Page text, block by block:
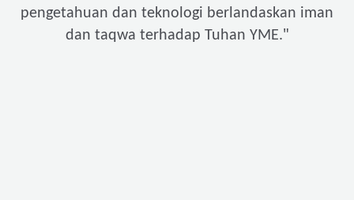
pengetahuan dan teknologi berlandaskan iman
dan taqwa terhadap Tuhan YME."